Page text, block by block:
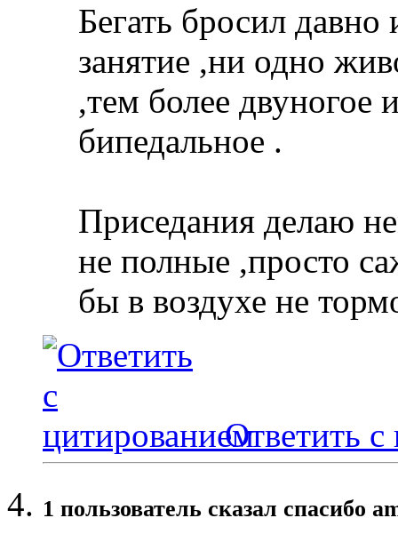
Бегать бросил давно
занятие ,ни одно
,тем более двуногое
бипедальное .
Приседания делаю
не полные ,просто
бы в воздухе не
Ответить с
1 пользователь сказал cпасибо